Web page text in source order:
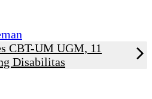
CBT-UM UGM, 11
Disabilitas